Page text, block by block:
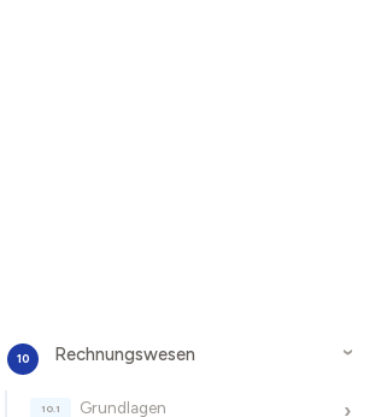
›
Rechnungswesen
›
Grundlagen